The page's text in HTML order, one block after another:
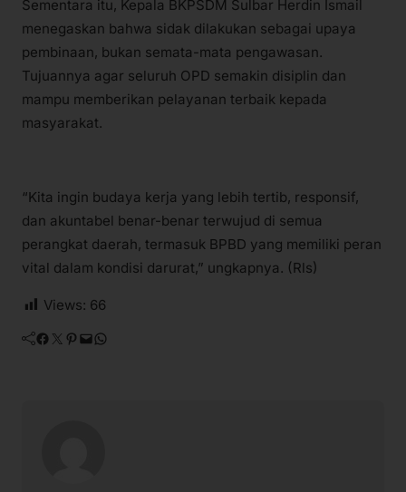
Sementara itu, Kepala BKPSDM Sulbar Herdin Ismail
menegaskan bahwa sidak dilakukan sebagai upaya
pembinaan, bukan semata-mata pengawasan.
Tujuannya agar seluruh OPD semakin disiplin dan
mampu memberikan pelayanan terbaik kepada
masyarakat.
“Kita ingin budaya kerja yang lebih tertib, responsif,
dan akuntabel benar-benar terwujud di semua
perangkat daerah, termasuk BPBD yang memiliki peran
vital dalam kondisi darurat,” ungkapnya. (Rls)
Views: 66
Facebook Twitter Pinterest Mail WhatsApp